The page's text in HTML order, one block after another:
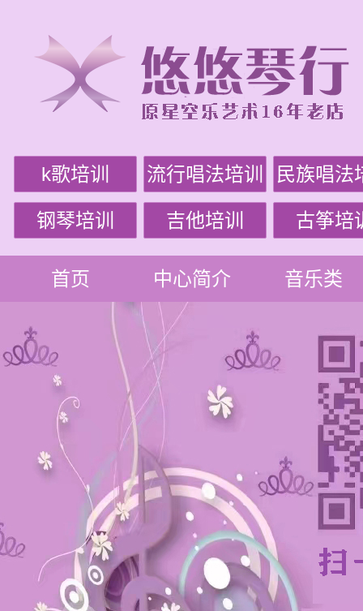
k歌培训 流行唱法培训 民族唱法
钢琴培训 吉他培训 古筝培
首页 中心简介 音乐类